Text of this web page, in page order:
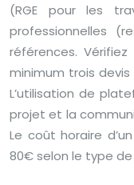
(RGE pour les
professionnelles
références.
minimum trois
L’utilisation de
projet et la
Le coût horaire
80€ selon le type